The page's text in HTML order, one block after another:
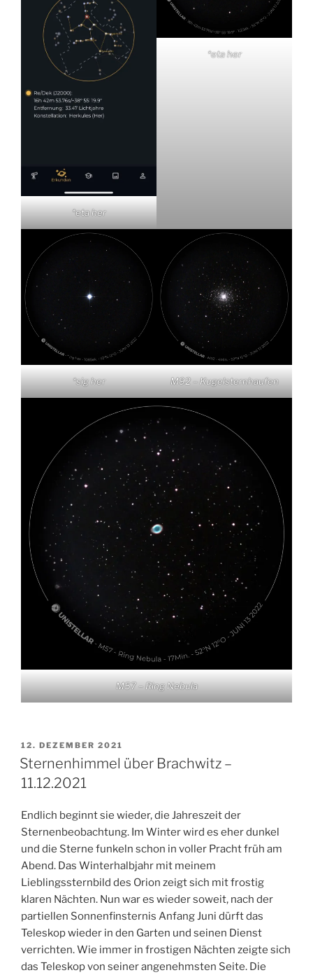
*eta her
*eta her
*sig her M92 – Kugelsternhaufen
M57 – Ring Nebula
VERÖFFENTLICHT
AM
12. DEZEMBER 2021
Sternenhimmel über Brachwitz –
11.12.2021
Endlich beginnt sie wieder, die Jahreszeit der
Sternenbeobachtung. Im Winter wird es eher dunkel
und die Sterne funkeln schon in voller Pracht früh am
Abend. Das Winterhalbjahr mit meinem
Lieblingssternbild des Orion zeigt sich mit frostig
klaren Nächten. Nun war es wieder soweit, nach der
partiellen Sonnenfinsternis Anfang Juni dürft das
Teleskop wieder in den Garten und seinen Dienst
verrichten. Wie immer in frostigen Nächten zeigte sich
das Teleskop von seiner angenehmsten Seite. Die